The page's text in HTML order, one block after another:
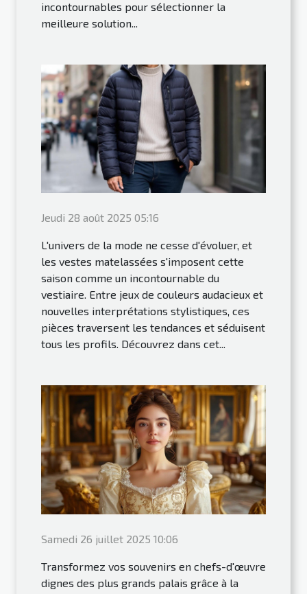
incontournables pour sélectionner la
meilleure solution...
Jeudi 28 août 2025 05:16
L'univers de la mode ne cesse d'évoluer, et
les vestes matelassées s'imposent cette
saison comme un incontournable du
vestiaire. Entre jeux de couleurs audacieux et
nouvelles interprétations stylistiques, ces
pièces traversent les tendances et séduisent
tous les profils. Découvrez dans cet...
Samedi 26 juillet 2025 10:06
Transformez vos souvenirs en chefs-d'œuvre
dignes des plus grands palais grâce à la